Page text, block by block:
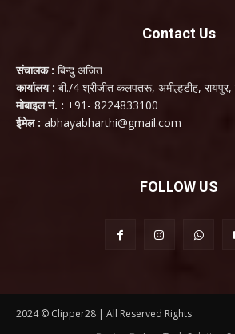
Contact Us
संचालक : बिन्दु अजित
कार्यालय : बी./4 श्रीजीत कलपतरू, अमील्हडीह, रायपुर,
मोबाइल नं. : +91- 8224833100
ईमेल : abhayabharthi@gmail.com
FOLLOW US
2024 © Clipper28 | All Reserved Rights